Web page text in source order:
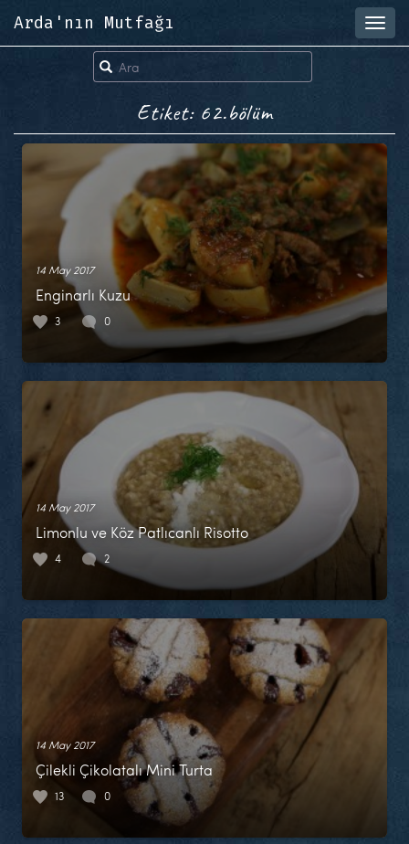
Arda'nın Mutfağı
Etiket: 62.bölüm
14 May 2017
Enginarlı Kuzu
3 0
14 May 2017
Limonlu ve Köz Patlıcanlı Risotto
4 2
14 May 2017
Çilekli Çikolatalı Mini Turta
13 0